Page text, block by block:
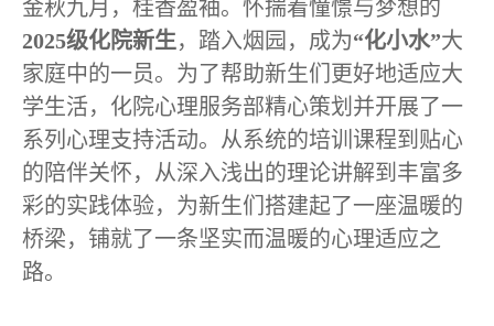
金秋九月，桂香盈袖。怀揣着憧憬与梦想的
2025级化院新生，踏入烟园，成为“化小水”大
家庭中的一员。为了帮助新生们更好地适应大
学生活，化院心理服务部精心策划并开展了一
系列心理支持活动。从系统的培训课程到贴心
的陪伴关怀，从深入浅出的理论讲解到丰富多
彩的实践体验，为新生们搭建起了一座温暖的
桥梁，铺就了一条坚实而温暖的心理适应之
路。